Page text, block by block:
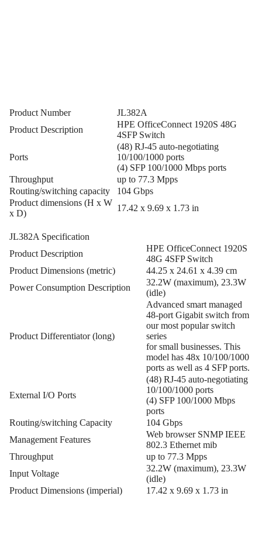
Product Number
JL382A
Product Description
HPE OfficeConnect 1920S 48G
4SFP Switch
Ports
(48) RJ-45 auto-negotiating
10/100/1000 ports
(4) SFP 100/1000 Mbps ports
Throughput
up to 77.3 Mpps
Routing/switching capacity
104 Gbps
Product dimensions (H x W
x D)
17.42 x 9.69 x 1.73 in
JL382A Specification
Product Description
HPE OfficeConnect 1920S
48G 4SFP Switch
Product Dimensions (metric)
44.25 x 24.61 x 4.39 cm
Power Consumption Description
32.2W (maximum), 23.3W
(idle)
Product Differentiator (long)
Advanced smart managed
48-port Gigabit switch from
our most popular switch
series
for small businesses. This
model has 48x 10/100/1000
ports as well as 4 SFP ports.
External I/O Ports
(48) RJ-45 auto-negotiating
10/100/1000 ports
(4) SFP 100/1000 Mbps
ports
Routing/switching Capacity
104 Gbps
Management Features
Web browser SNMP IEEE
802.3 Ethernet mib
Throughput
up to 77.3 Mpps
Input Voltage
32.2W (maximum), 23.3W
(idle)
Product Dimensions (imperial)
17.42 x 9.69 x 1.73 in